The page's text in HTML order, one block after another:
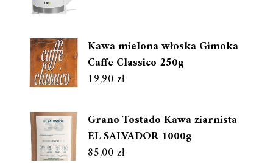
Kawa mielona włoska Gimoka
Caffe Classico 250g
19,90zł
Grano Tostado Kawa ziarnista
EL SALVADOR 1000g
85,00zł